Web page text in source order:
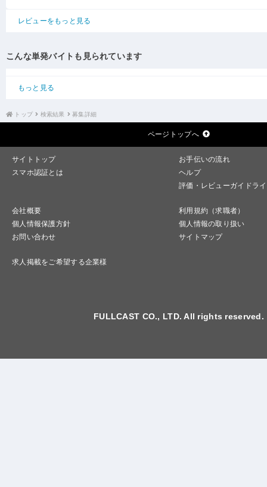
レビューをもっと見る
こんな単発バイトも見られています
もっと見る
トップ 検索結果 募集詳細
ページトップへ
サイトトップ
お手伝いの流れ
スマホ認証とは
ヘルプ
評価・レビューガイドラ
会社概要
利用規約（求職者）
個人情報保護方針
個人情報の取り扱い
お問い合わせ
サイトマップ
求人掲載をご希望する企業様
FULLCAST CO., LTD. All rights reserved.